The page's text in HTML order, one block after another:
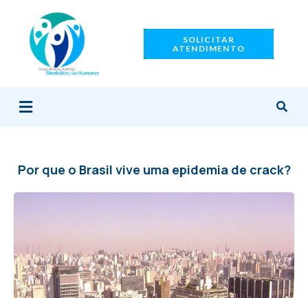
conteúdo
SOLICITAR
ATENDIMENTO
Menu
Por que o Brasil vive uma epidemia de crack?